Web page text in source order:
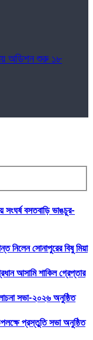
অডিশন শুরু ১৮
সংঘর্ষ বসতবাড়ি ভাঙচুর-
নিলেন সোনাপুরের বিষু মিয়া
আসামি শাকিল গ্রেপ্তার
সভা-২০২৬ অনুষ্ঠিত
প্রস্তুতি সভা অনুষ্ঠিত